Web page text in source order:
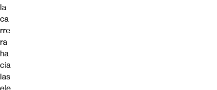
la
ca
rre
ra
ha
cia
las